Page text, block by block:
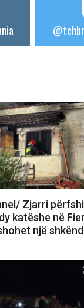
Zjarri
katëshe në
një